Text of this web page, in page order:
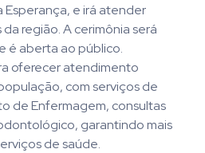
Esperança, e irá atender
região. A cerimônia será
é aberta ao público.
oferecer atendimento
com serviços de
de Enfermagem, consultas
garantindo mais
de saúde.